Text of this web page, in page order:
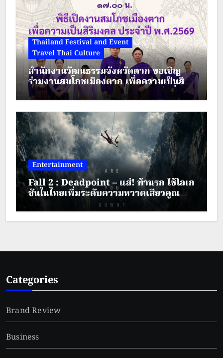
Thailand Festival and Event
Travel Thai Culture
สำนักงานวัฒนธรรมจังหวัดตาก ขอเชิญ
ร่วมงานสมโภชเมืองตาก เพื่อความเป็นสิริ
มงคล ประจำปี พ.ศ.2569 ระหว่างวันที่ 28
– 30 สิงหาคม 2569
Entertainment
Fall 2 : Deadpoint – แส่! ท้านรก ใช้โลเก
ชันในไทยเพิ่มระดับความหวาดเสียวคูณ
สอง
Categories
Brand Review
Business